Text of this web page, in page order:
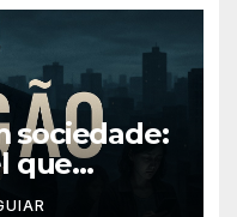
sociedade:
que